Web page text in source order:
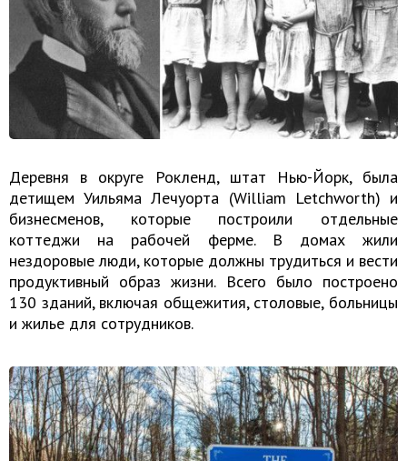
Деревня в округе Рокленд, штат Нью-Йорк, была
детищем Уильяма Лечуорта (William Letchworth) и
бизнесменов, которые построили отдельные
коттеджи на рабочей ферме. В домах жили
нездоровые люди, которые должны трудиться и вести
продуктивный образ жизни. Всего было построено
130 зданий, включая общежития, столовые, больницы
и жилье для сотрудников.